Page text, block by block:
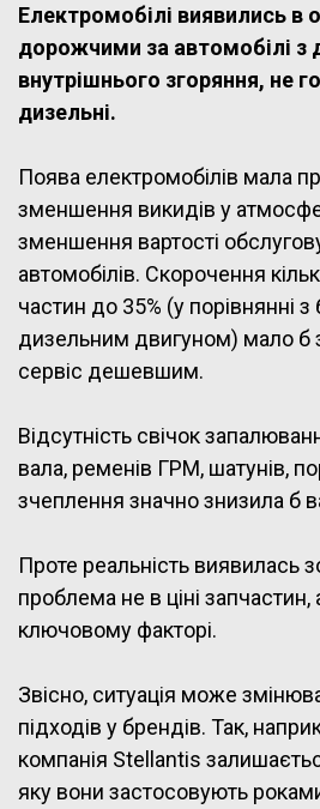
Електромобілі виявились в
дорожчими за автомобілі з
внутрішнього згоряння, не
дизельні.
Поява електромобілів мала
зменшення викидів у
зменшення вартості
автомобілів. Скорочення
частин до 35% (у порівнянні
дизельним двигуном) мало б
сервіс дешевшим.
Відсутність свічок
вала, ременів ГРМ, шатунів,
зчеплення значно знизила б
Проте реальність виявилась
проблема не в ціні
ключовому факторі.
Звісно, ситуація може
підходів у брендів. Так,
компанія Stellantis
яку вони застосовують